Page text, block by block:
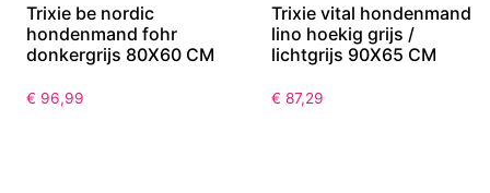
Trixie be nordic
hondenmand fohr
donkergrijs 80X60 CM
€ 96,99
Trixie vital hondenmand
lino hoekig grijs /
lichtgrijs 90X65 CM
€ 87,29